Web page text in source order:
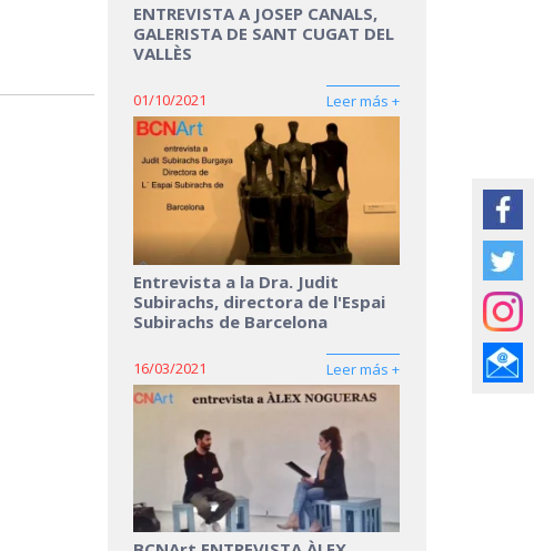
ENTREVISTA A JOSEP CANALS,
GALERISTA DE SANT CUGAT DEL
VALLÈS
01/10/2021 Leer más +
Entrevista a la Dra. Judit
Subirachs, directora de l'Espai
Subirachs de Barcelona
16/03/2021 Leer más +